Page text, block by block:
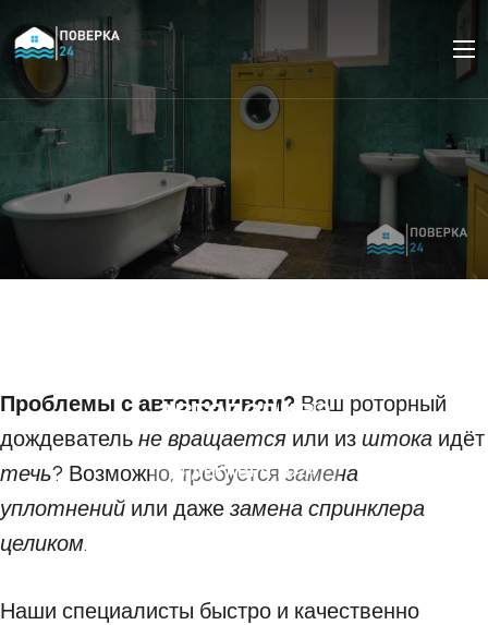
автополива
14 ДЕКАБРЯ 2024
Проблемы с автополивом? Ваш роторный
дождеватель не вращается или из штока идёт
течь? Возможно, требуется замена
уплотнений или даже замена спринклера
целиком.
Наши специалисты быстро и качественно